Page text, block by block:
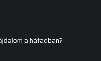
a hátadban?